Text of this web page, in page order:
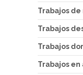
Trabajos
Trabajos
Trabajos
Trabajos